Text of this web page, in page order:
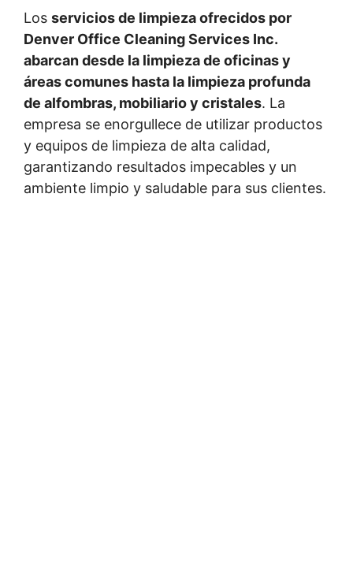
Los servicios de limpieza ofrecidos por
Denver Office Cleaning Services Inc.
abarcan desde la limpieza de oficinas y
áreas comunes hasta la limpieza profunda
de alfombras, mobiliario y cristales. La
empresa se enorgullece de utilizar productos
y equipos de limpieza de alta calidad,
garantizando resultados impecables y un
ambiente limpio y saludable para sus clientes.